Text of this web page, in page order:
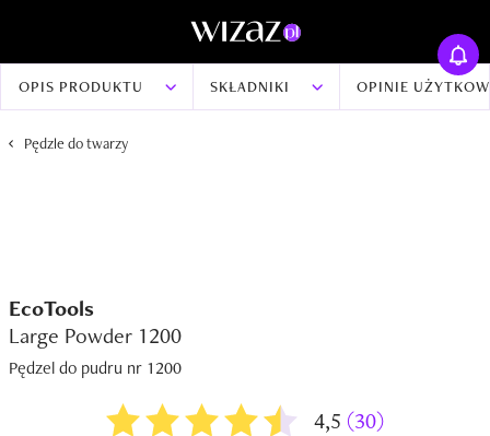
OPIS PRODUKTU SKŁADNIKI OPINIE
Pędzle do twarzy
EcoTools
Large Powder 1200
Pędzel do pudru nr 1200
4,5 (30)